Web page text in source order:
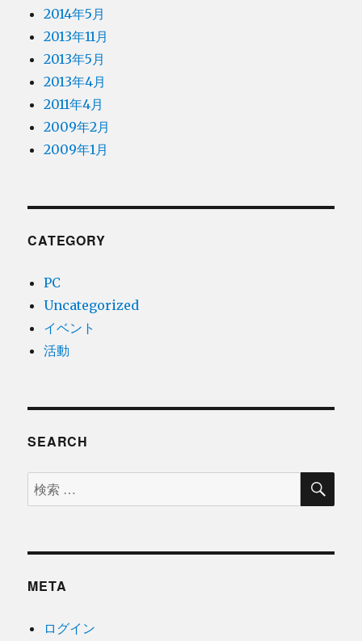
2014年5月
2013年11月
2013年5月
2013年4月
2011年4月
2009年2月
2009年1月
CATEGORY
PC
Uncategorized
イベント
活動
SEARCH
検
索
象:
検
META
ログイン